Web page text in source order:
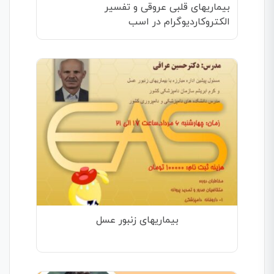
بیماریهای قلبی عروقی و تفسیر
الکتروکاردیوگرام در اسب
بیماریهای زنبور عسل